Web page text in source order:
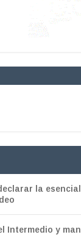
la
Intermedio y